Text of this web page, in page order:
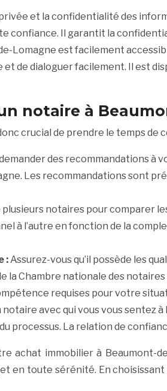
et la confidentialité des
confiance. Il garantit la
Lomagne est facilement
de dialoguer facilement. Il est
notaire à
crucial de prendre le temps
des recommandations à
Les recommandations sont
plusieurs notaires pour comparer
à l’autre en fonction de la
:Assurez-vous qu’il possède les
Chambre nationale des
requises pour votre
notaire avec qui vous vous sentez
processus. La relation de
achat immobilier à Beaumont-
en toute sérénité. En